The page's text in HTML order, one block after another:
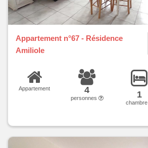
Appartement n°67 - Résidence
Amiliole
Appartement 4
personnes 1
chambre